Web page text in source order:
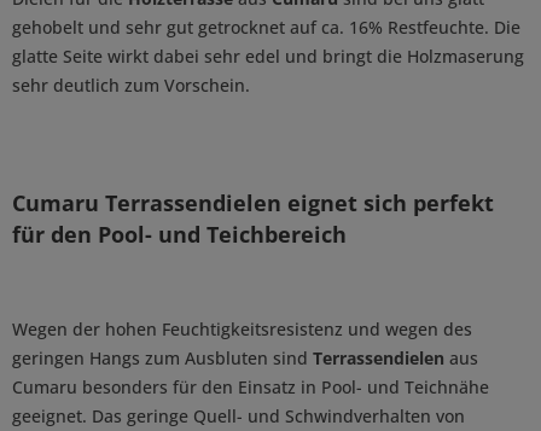
gehobelt und sehr gut getrocknet auf ca. 16% Restfeuchte. Die
glatte Seite wirkt dabei sehr edel und bringt die Holzmaserung
sehr deutlich zum Vorschein.
Cumaru Terrassendielen eignet sich perfekt
für den Pool- und Teichbereich
Wegen der hohen Feuchtigkeitsresistenz und wegen des
geringen Hangs zum Ausbluten sind Terrassendielen aus
Cumaru besonders für den Einsatz in Pool- und Teichnähe
geeignet. Das geringe Quell- und Schwindverhalten von